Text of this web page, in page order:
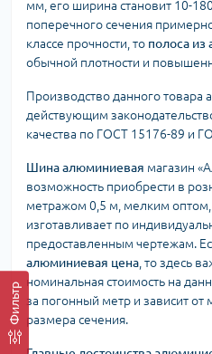
Фильтр
мм, его ширина становит 10-
поперечного сечения
классе прочности, то полоса
обычной плотности и
Производство данного товара
действующим
качества по ГОСТ 15176-89 и
Шина алюминиевая магазин
возможность приобрести в
метражом 0,5 м, мелким
изготавливает по
предоставленным чертежам.
алюминиевая цена , то здесь
номинальная стоимость на
за погонный метр и зависит от
размера сечения.